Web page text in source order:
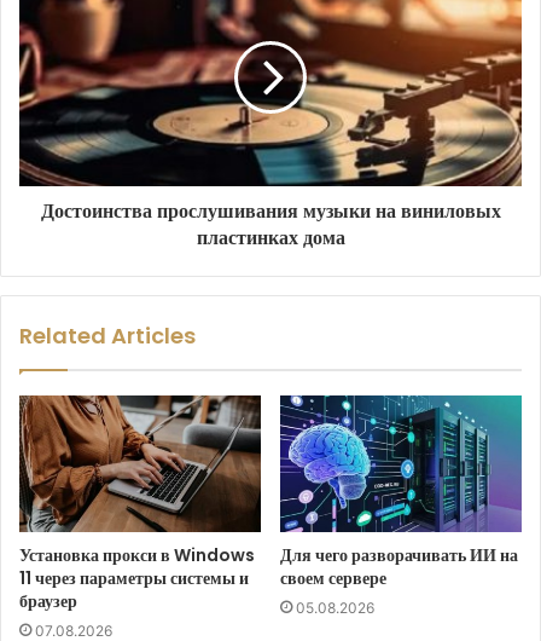
Достоинства прослушивания музыки на виниловых
пластинках дома
Related Articles
Установка прокси в Windows
11 через параметры системы и
браузер
07.08.2026
Для чего разворачивать ИИ на
своем сервере
05.08.2026